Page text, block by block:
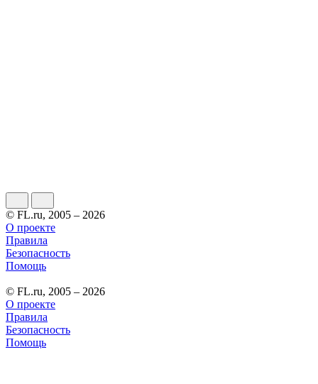
© FL.ru, 2005 – 2026
О проекте
Правила
Безопасность
Помощь
© FL.ru, 2005 – 2026
О проекте
Правила
Безопасность
Помощь